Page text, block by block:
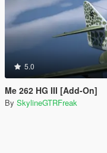
5.0
Me 262 HG III [Add-On]
By SkylineGTRFreak